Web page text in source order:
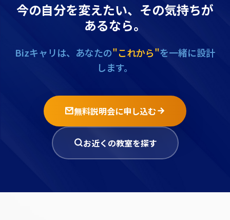
今の自分を変えたい、その気持ちが
あるなら。
Bizキャリは、あなたの"これから"を一緒に設計
します。
無料説明会に申し込む
お近くの教室を探す